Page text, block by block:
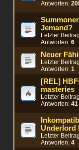
Antworten:
Jemand?
Letzter
Antworten:6
Neuer
Letzter
Antworten:1
[REL]
masteries
Letzter
Antworten:41
Underlord
Letzter
Antworten:4